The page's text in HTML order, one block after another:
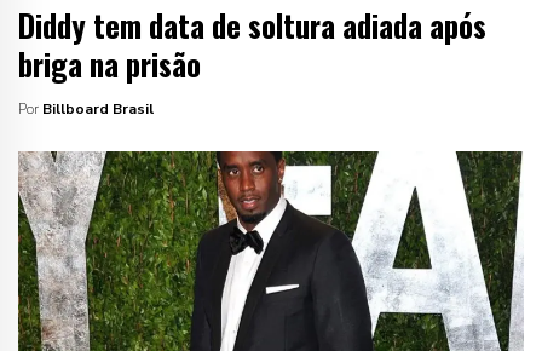
Diddy tem data de soltura adiada após
briga na prisão
Por Billboard Brasil